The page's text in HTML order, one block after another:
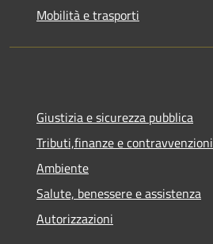
Mobilità e trasporti
Giustizia e sicurezza pubblica
Tributi,finanze e contravvenzioni
Ambiente
Salute, benessere e assistenza
Autorizzazioni